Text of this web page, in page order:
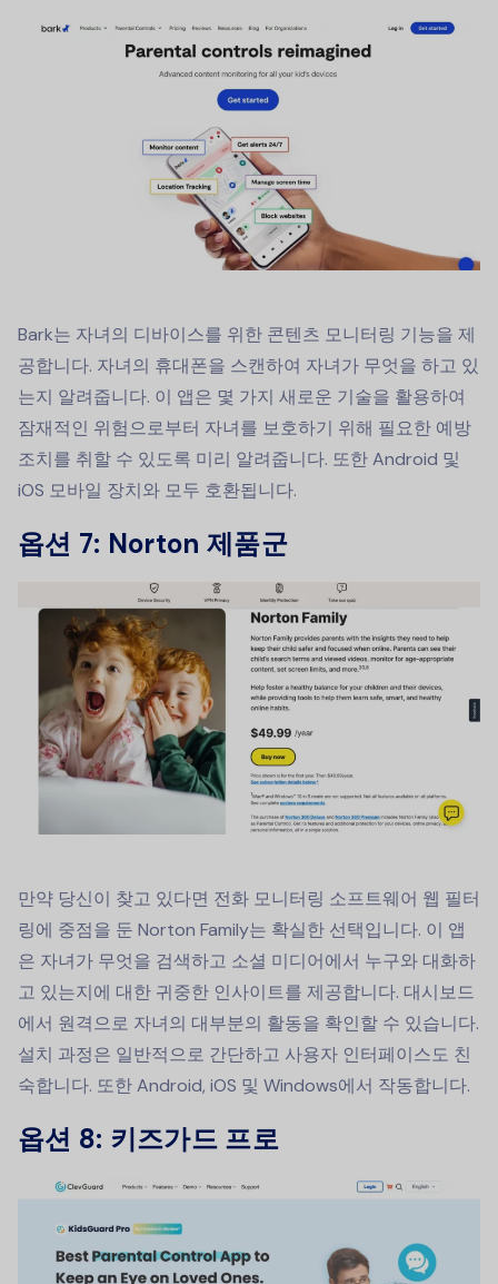
Bark는 자녀의 디바이스를 위한 콘텐츠 모니터링 기능을 제
공합니다. 자녀의 휴대폰을 스캔하여 자녀가 무엇을 하고 있
는지 알려줍니다. 이 앱은 몇 가지 새로운 기술을 활용하여
잠재적인 위험으로부터 자녀를 보호하기 위해 필요한 예방
조치를 취할 수 있도록 미리 알려줍니다. 또한 Android 및
iOS 모바일 장치와 모두 호환됩니다.
옵션 7: Norton 제품군
만약 당신이 찾고 있다면 전화 모니터링 소프트웨어 웹 필터
링에 중점을 둔 Norton Family는 확실한 선택입니다. 이 앱
은 자녀가 무엇을 검색하고 소셜 미디어에서 누구와 대화하
고 있는지에 대한 귀중한 인사이트를 제공합니다. 대시보드
에서 원격으로 자녀의 대부분의 활동을 확인할 수 있습니다.
설치 과정은 일반적으로 간단하고 사용자 인터페이스도 친
숙합니다. 또한 Android, iOS 및 Windows에서 작동합니다.
옵션 8: 키즈가드 프로